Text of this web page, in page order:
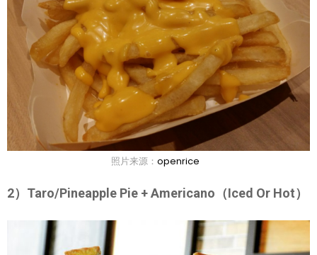
照片来源： openrice
2）Taro/Pineapple Pie + Americano（Iced Or Hot）